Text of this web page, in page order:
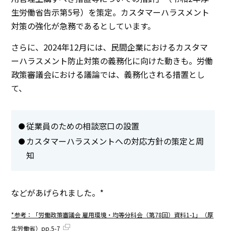
生労働省告示第5号）を策定。カスタマーハラスメント
対策の強化が急務であるとしています。
さらに、2024年12月には、民間企業におけるカスタマ
ーハラスメント防止対策の義務化に向けた動きも。労働
政策審議会における議論では、義務化される措置とし
て、
従業員のための相談窓口の設置
カスタマーハラスメントへの対応方針の策定と周
知
などがあげられました。*
*参考：「労働政策審議会 雇用環境・均等分科会（第78回）資料1-1」（厚
生労働省）pp.5-7